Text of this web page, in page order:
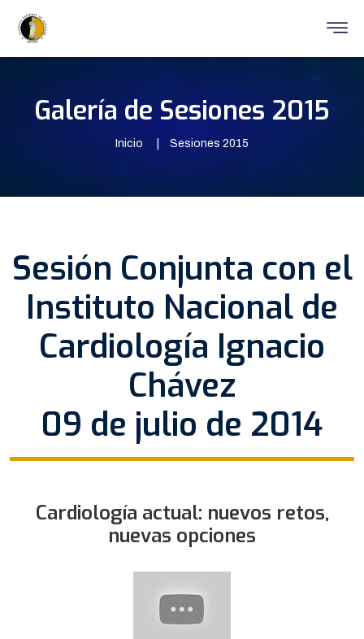
Galería de Sesiones 2015
Inicio Sesiones 2015
Sesión Conjunta con el
Instituto Nacional de
Cardiología Ignacio
Chávez
09 de julio de 2014
Cardiología actual: nuevos retos,
nuevas opciones